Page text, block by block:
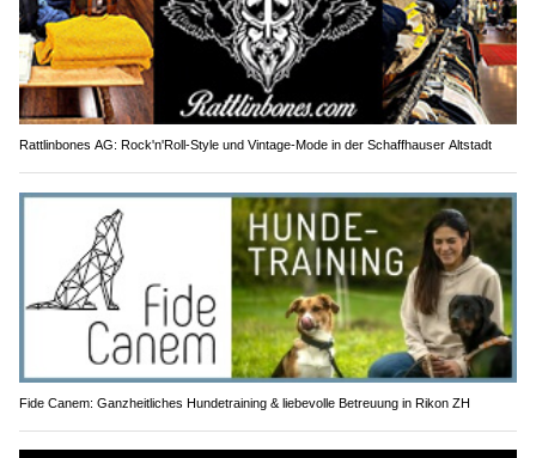
Rattlinbones AG: Rock'n'Roll-Style und Vintage-Mode in der Schaffhauser Altstadt
Fide Canem: Ganzheitliches Hundetraining & liebevolle Betreuung in Rikon ZH